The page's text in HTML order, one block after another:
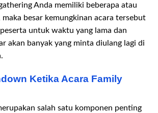
Anda memiliki beberapa atau
besar kemungkinan acara tersebut
untuk waktu yang lama dan
akan banyak yang minta diulang lagi di
Ketika Acara Family
salah satu komponen penting